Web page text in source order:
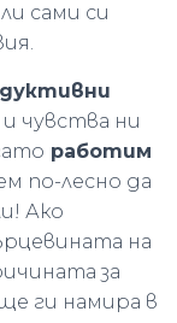
сами си
и чувства ни
работим
по-лесно да
Ако
на
за
ги намира в